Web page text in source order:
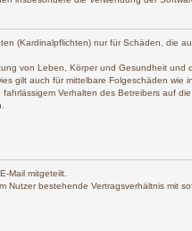
(Kardinalpflichten) nur für Schäden, die
von Leben, Körper und Gesundheit
gilt auch für mittelbare Folgeschäden wie
Verhalten des Betreibers auf
Mail mitgeteilt.
bestehende Vertragsverhältnis mit